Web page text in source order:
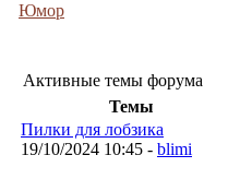
Юмор
Активные темы форума
Темы
Пилки для лобзика
19/10/2024 10:45 - blimi